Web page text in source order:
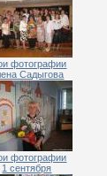
фотографии
Садыгова
фотографии
1 сентября